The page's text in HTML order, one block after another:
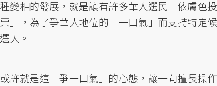
種變相的發展，就是讓有許多華人選民「依膚色投
票」，為了爭華人地位的「一口氣」而支持特定候
選人。
或許就是這「爭一口氣」的心態，讓一向擅長操作